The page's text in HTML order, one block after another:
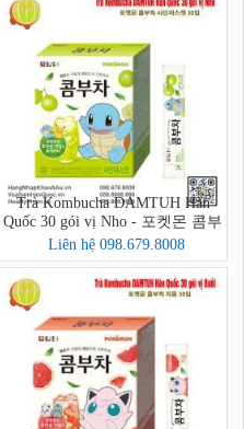
Trà Kombucha DAMTUH Hàn
Quốc 30 gói vị Nho - 포켓몬 콤부
차 샤인머스캣 30입
Liên hệ 098.679.8008